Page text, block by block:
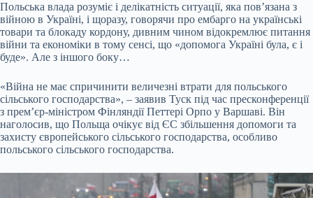
Польська влада розуміє і делікатність ситуації, яка повʼязана з
війною в Україні, і щоразу, говорячи про ембарго на українські
товари та блокаду кордону, дивним чином відокремлює питання
війни та економіки в тому сенсі, що «допомога Україні була, є і
буде». Але з іншого боку…
«Війна не має спричинити величезні втрати для польського
сільського господарства», – заявив Туск під час пресконференції
з премʼєр-міністром Фінляндії Петтері Орпо у Варшаві. Він
наголосив, що Польща очікує від ЄС збільшення допомоги та
захисту європейського сільського господарства, особливо
польського сільського господарства.